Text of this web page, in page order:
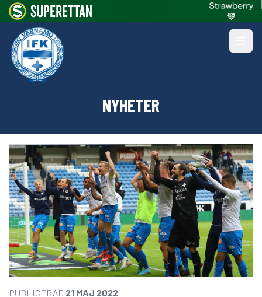
NYHETER
PUBLICERAD 21 MAJ 2022